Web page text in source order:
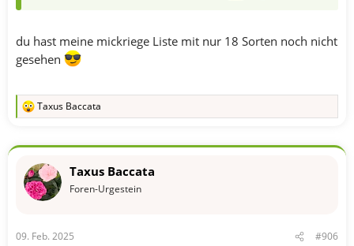
du hast meine mickriege Liste mit nur 18 Sorten noch nicht
gesehen
R
k
o
:
Taxus Baccata
Taxus Baccata
Foren-Urgestein
09. Feb. 2025 #906